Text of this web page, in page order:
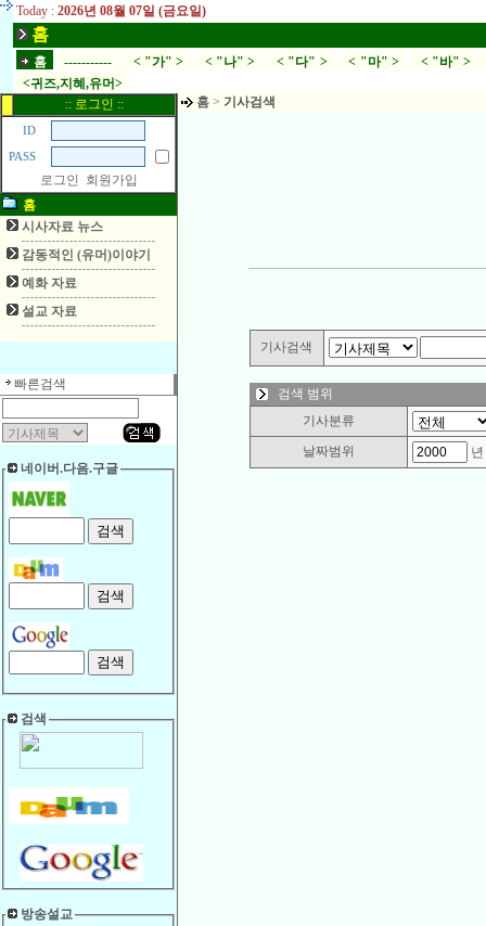
Today : 2026년 08월 07일 (금요일)
홈
홈 ----------- < "가" > < "나" > < "다" > < "마" > < "바" >
<귀즈,지혜,유머>
:: 로그인 ::
ID
PASS
로그인
회원가입
홈
시사자료 뉴스
감동적인 (유머)이야기
예화 자료
설교 자료
빠른검색
네이버.다음.구글
검색
방송설교
홈 > 기사검색
기사검색
검색 범위
기사분류
날짜범위